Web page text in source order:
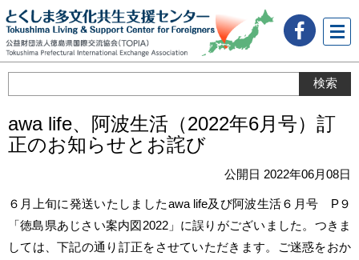
ュー
awa life、阿波生活（2022年6月号）訂
正のお知らせとお詫び
公開日 2022年06月08日
６月上旬に発送いたしましたawa life及び阿波生活６月号 P９
「徳島県あじさい案内図2022」に誤りがございました。つきま
しては、下記の通り訂正をさせていただきます。ご迷惑をおか